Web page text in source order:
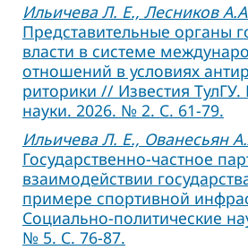
Ильичева Л. Е., Лесников
Представительные органы
власти в системе
отношений в условиях
риторики // Известия
науки. 2026. № 2. С. 61-79.
Ильичева Л. Е., Ованесьян
Государственно-частное
взаимодействии
примере спортивной
Социально-политические
№ 5. С. 76-87.